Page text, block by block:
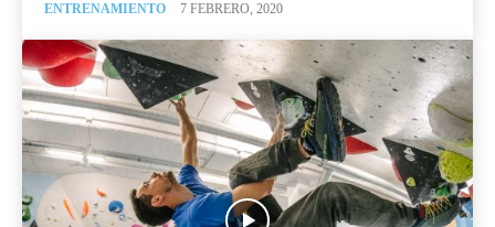
ENTRENAMIENTO 7 FEBRERO, 2020